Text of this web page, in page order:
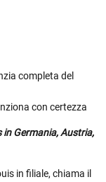
completa del
con certezza
in Germania, Austria,
in filiale, chiama il